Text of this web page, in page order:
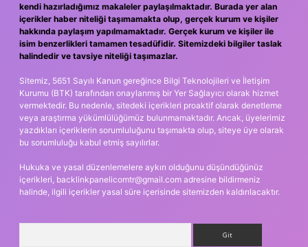
kendi hazırladığımız makaleler paylaşılmaktadır. Burada yer alan
içerikler haber niteliği taşımamakta olup, gerçek kurum ve kişiler
hakkında paylaşım yapılmamaktadır. Gerçek kurum ve kişiler ile
isim benzerlikleri tamamen tesadüfidir. Sitemizdeki bilgiler taslak
halindedir ve tavsiye niteliği taşımazlar.
Sitemiz, 5651 Sayılı Kanun gereğince Bilgi Teknolojileri ve İletişim
Kurumu (BTK) tarafından onaylanmış bir Yer Sağlayıcı olarak hizmet
vermektedir. Bu nedenle, sitedeki içerikleri proaktif olarak denetleme
veya araştırma yükümlülüğümüz bulunmamaktadır. Ancak, üyelerimiz
yazdıkları içeriklerin sorumluluğunu taşımakta olup, siteye üye olarak
bu sorumluluğu kabul etmiş sayılırlar.
Hukuka ve yasal düzenlemelere aykırı olduğunu düşündüğünüz
içerikleri, backlinkpanelicomtr@gmail.com adresine bildirmeniz
halinde, ilgili içerikler yasal süre içerisinde sitemizden kaldırılacaktır.